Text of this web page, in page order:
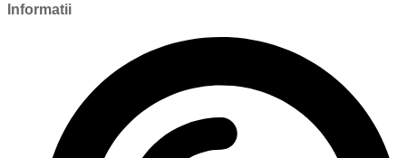
Informatii